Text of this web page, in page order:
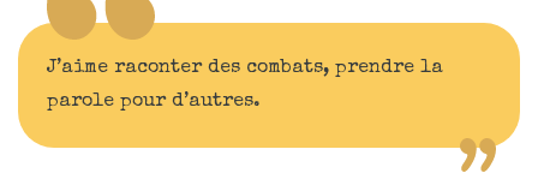
J’aime raconter des combats, prendre la
parole pour d’autres.